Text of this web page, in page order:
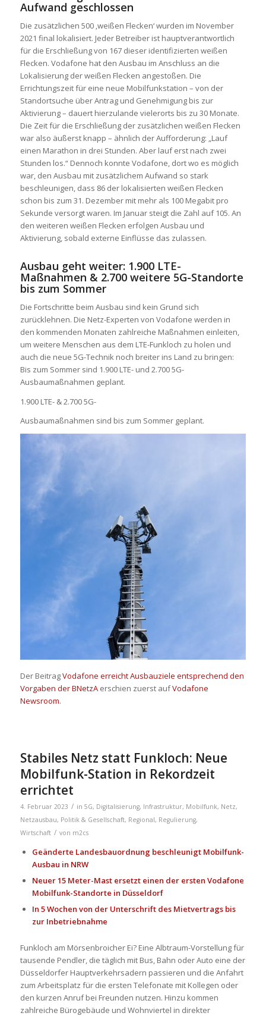
Aufwand geschlossen
Die zusätzlichen 500 ‚weißen Flecken‘ wurden im November
2021 final lokalisiert. Jeder Betreiber ist hauptverantwortlich
für die Erschließung von 167 dieser identifizierten weißen
Flecken. Vodafone hat den Ausbau im Anschluss an die
Lokalisierung der weißen Flecken angestoßen. Die
Errichtungszeit für eine neue Mobilfunkstation – von der
Standortsuche über Antrag und Genehmigung bis zur
Aktivierung – dauert hierzulande vielerorts bis zu 30 Monate.
Die Zeit für die Erschließung der zusätzlichen weißen Flecken
war also äußerst knapp – ähnlich der Aufforderung: „Lauf
einen Marathon in drei Stunden. Aber lauf erst nach zwei
Stunden los.“ Dennoch konnte Vodafone, dort wo es möglich
war, den Ausbau mit zusätzlichem Aufwand so stark
beschleunigen, dass 86 der lokalisierten weißen Flecken
schon bis zum 31. Dezember mit mehr als 100 Megabit pro
Sekunde versorgt waren. Im Januar steigt die Zahl auf 105. An
den weiteren weißen Flecken erfolgen Ausbau und
Aktivierung, sobald externe Einflüsse das zulassen.
Ausbau geht weiter: 1.900 LTE-
Maßnahmen & 2.700 weitere 5G-Standorte
bis zum Sommer
Die Fortschritte beim Ausbau sind kein Grund sich
zurücklehnen. Die Netz-Experten von Vodafone werden in
den kommenden Monaten zahlreiche Maßnahmen einleiten,
um weitere Menschen aus dem LTE-Funkloch zu holen und
auch die neue 5G-Technik noch breiter ins Land zu bringen:
Bis zum Sommer sind 1.900 LTE- und 2.700 5G-
Ausbaumaßnahmen geplant.
1.900 LTE- & 2.700 5G-
Ausbaumaßnahmen sind bis zum Sommer geplant.
Der BeitragVodafone erreicht Ausbauziele entsprechend den
Vorgaben der BNetzAerschien zuerst aufVodafone
Newsroom.
Stabiles Netz statt Funkloch: Neue
Mobilfunk-Station in Rekordzeit
errichtet
4. Februar 2023 / in 5G, Digitalisierung, Infrastruktur, Mobilfunk, Netz,
Netzausbau, Politik & Gesellschaft, Regional, Regulierung,
Wirtschaft / von m2cs
Geänderte Landesbauordnung beschleunigt Mobilfunk-
Ausbau in NRW
Neuer 15 Meter-Mast ersetzt einen der ersten Vodafone
Mobilfunk-Standorte in Düsseldorf
In 5 Wochen von der Unterschrift des Mietvertrags bis
zur Inbetriebnahme
Funkloch am Mörsenbroicher Ei? Eine Albtraum-Vorstellung für
tausende Pendler, die täglich mit Bus, Bahn oder Auto eine der
Düsseldorfer Hauptverkehrsadern passieren und die Anfahrt
zum Arbeitsplatz für die ersten Telefonate mit Kollegen oder
den kurzen Anruf bei Freunden nutzen. Hinzu kommen
zahlreiche Bürogebäude und Wohnviertel in direkter